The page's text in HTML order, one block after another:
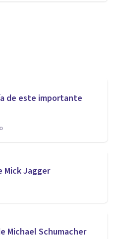
de este importante
Mick Jagger
Michael Schumacher